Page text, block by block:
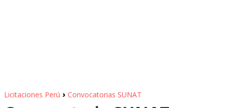
Licitaciones Perú › Convocatorias SUNAT